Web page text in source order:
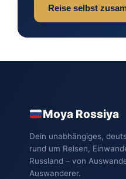
Reise selbst
Moya Rossiya
Dein unabhängiges,
rund um Reisen,
Russland – von
Auswanderer.